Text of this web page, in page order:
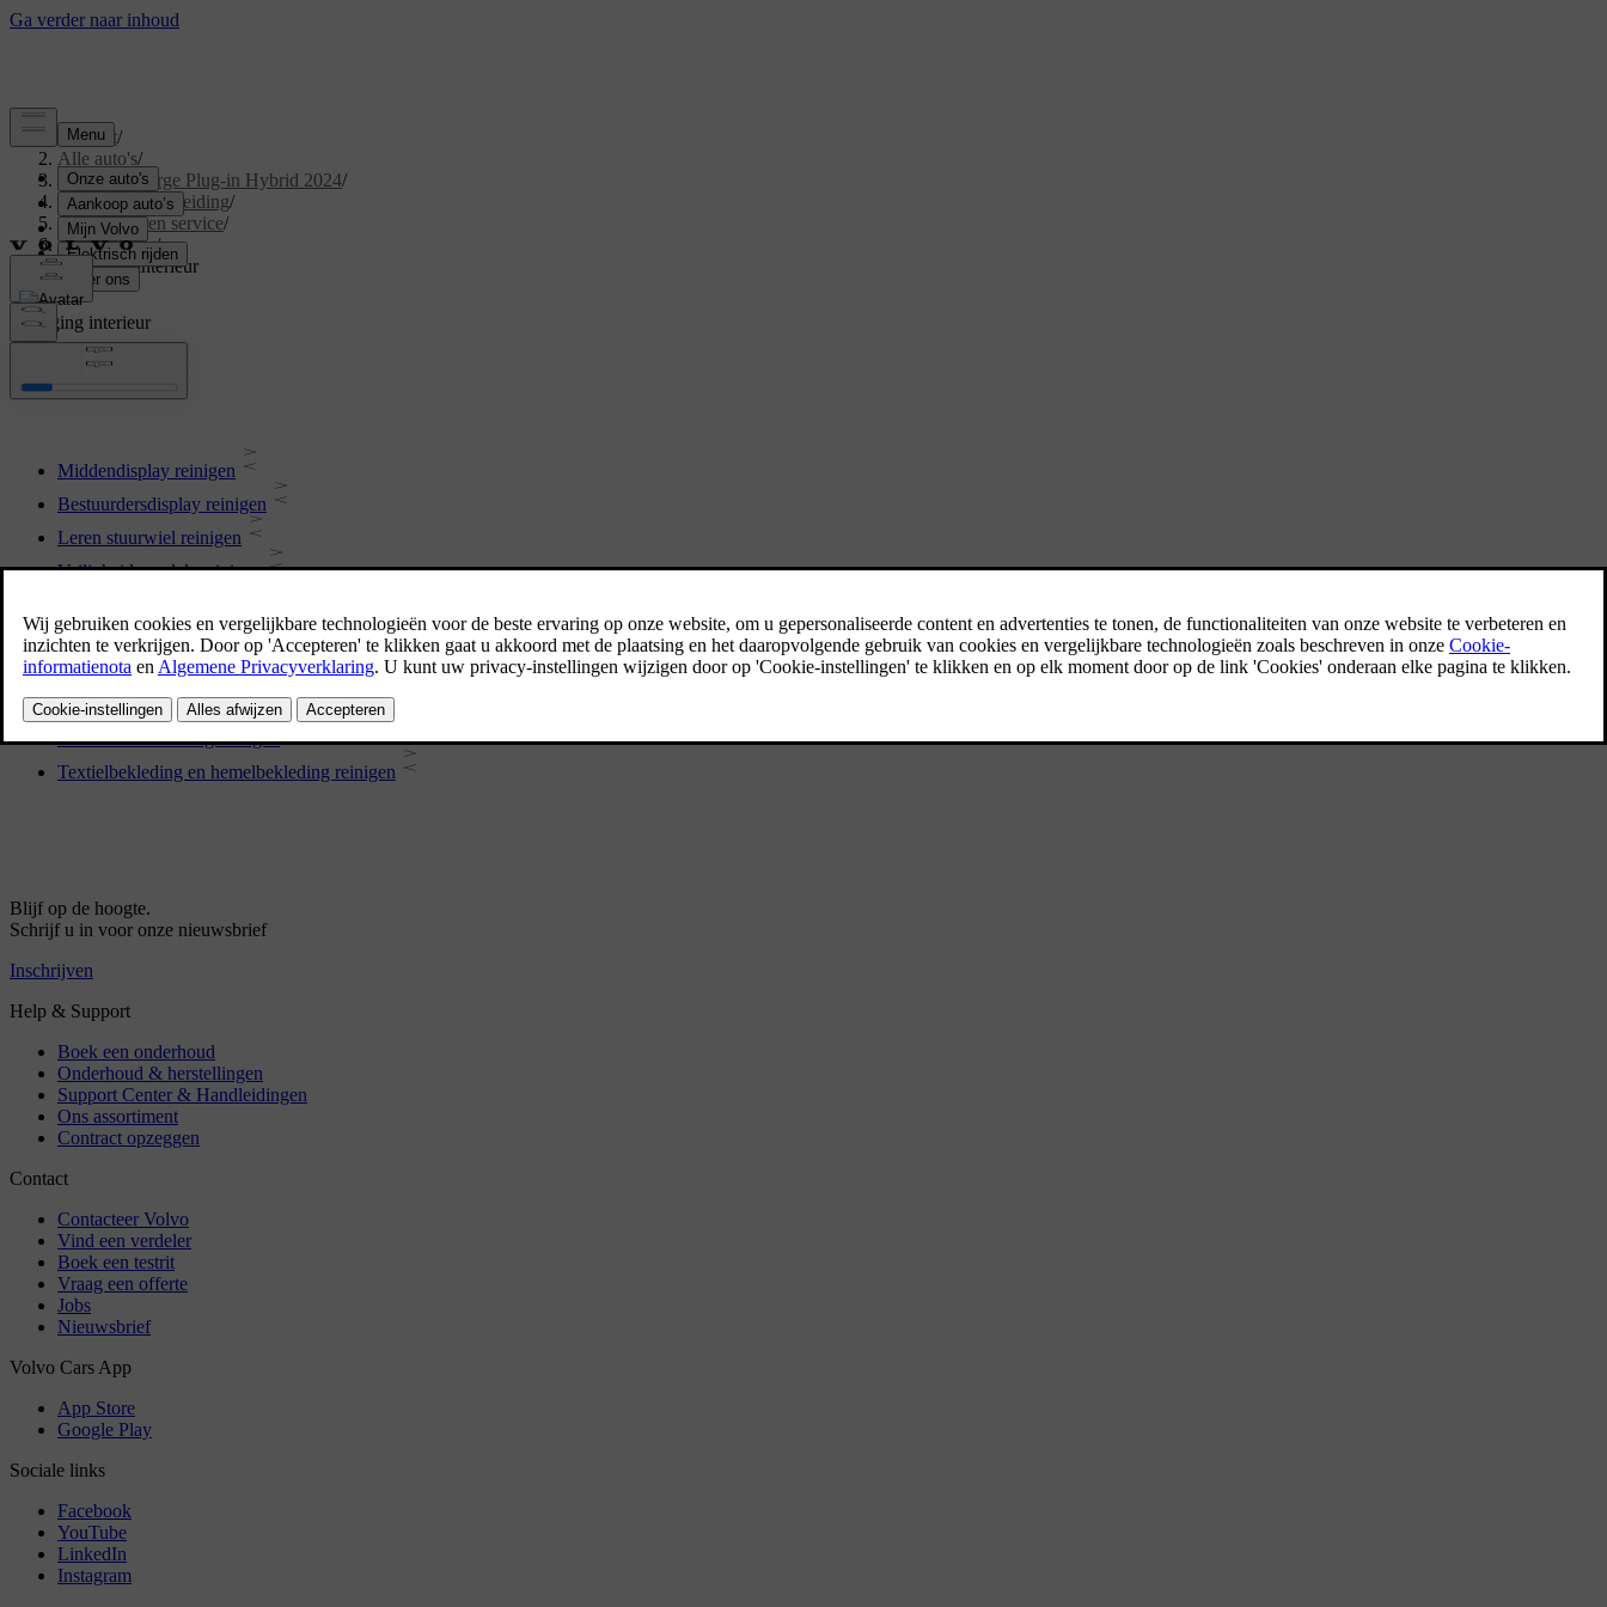
Support/
Alle auto's/
XC40 Recharge Plug-in Hybrid 2024/
Gebruikershandleiding/
Onderhoud en service/
Verzorging/
Reiniging interieur
Reiniging interieur
Middendisplay reinigen
Bestuurdersdisplay reinigen
Leren stuurwiel reinigen
Veiligheidsgordels reinigen
Vloer- en inlegmatten van textiel schoonmaken
Interieuronderdelen van kunststof, metaal en hout reinigen
Leren bekleding reinigen
Microtech-bekleding reinigen
Textielbekleding en hemelbekleding reinigen